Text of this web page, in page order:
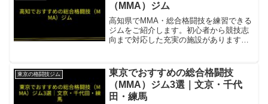
（MMA）ジム
高知県でMMA・総合格闘技を練習できる
ジムをご紹介します。初心者から競技志
向まで対応した充実の施設があります。
ィスを1会費で受け放題。会員の約90%が
初心者。黒帯3名...
東京の格闘技ジム
東京でおすすめの総合格闘技
（MMA）ジム3選｜文京・千代
田・練馬